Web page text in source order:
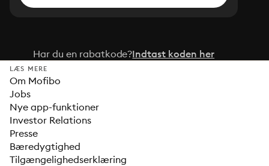
Har du en rabatkode?Indtast koden her
LÆS MERE
Om Mofibo
Jobs
Nye app-funktioner
Investor Relations
Presse
Bæredygtighed
Tilgængelighedserklæring